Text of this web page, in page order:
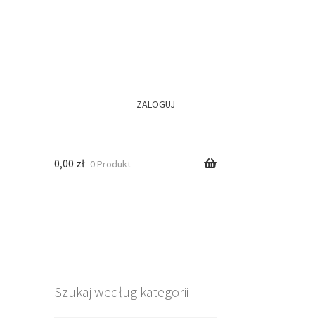
ZALOGUJ
0,00 zł 0 Produkt
Szukaj według kategorii